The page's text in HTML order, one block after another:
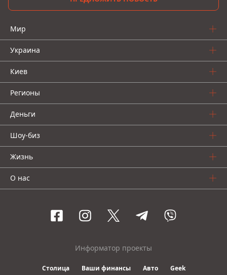
Мир
Украина
Киев
Регионы
Деньги
Шоу-биз
Жизнь
О нас
Информатор проекты
Столица Ваши финансы Авто Geek